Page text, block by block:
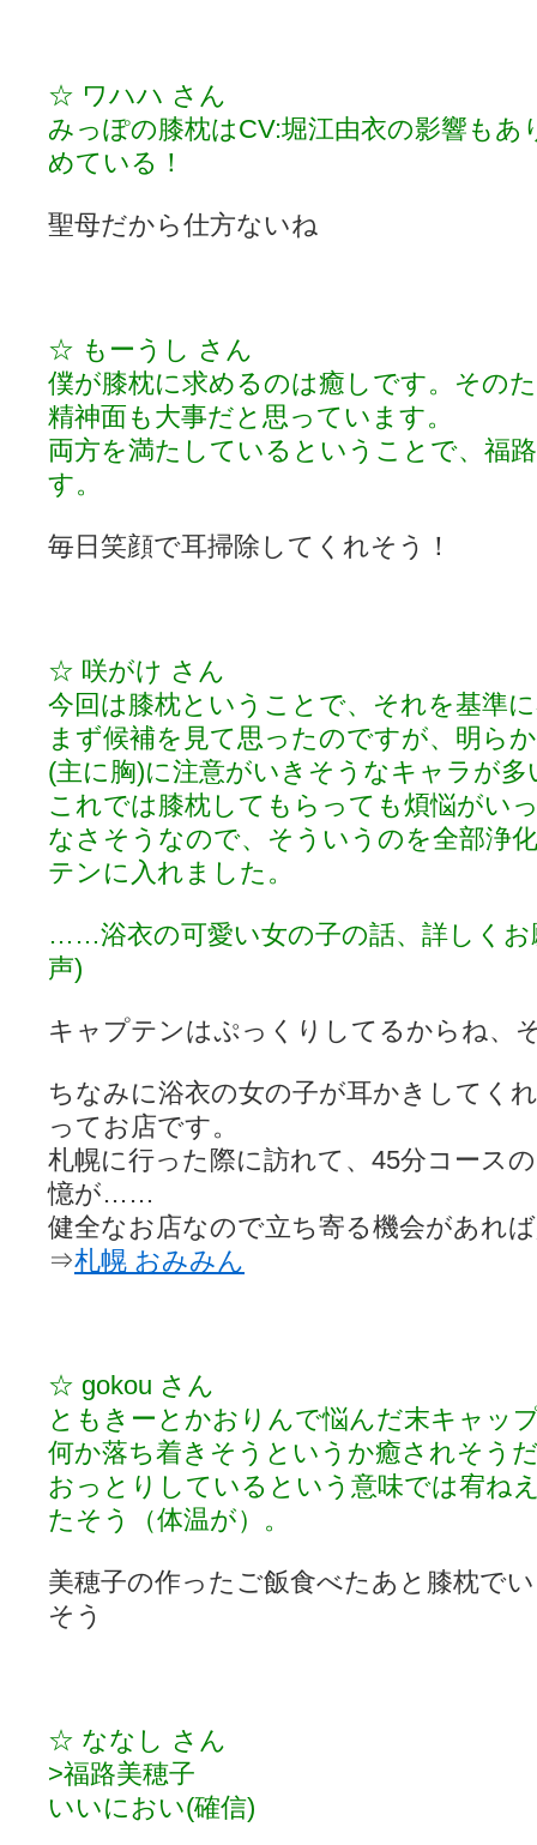
☆ ワハハ さん
みっぽの膝枕はCV:堀江由衣の影響もあ
めている！
聖母だから仕方ないね
☆ もーうし さん
僕が膝枕に求めるのは癒しです。その
精神面も大事だと思っています。
両方を満たしているということで、福
す。
毎日笑顔で耳掃除してくれそう！
☆ 咲がけ さん
今回は膝枕ということで、それを基準
まず候補を見て思ったのですが、明ら
(主に胸)に注意がいきそうなキャラが多
これでは膝枕してもらっても煩悩がい
なさそうなので、そういうのを全部浄
テンに入れました。
……浴衣の可愛い女の子の話、詳しく
声)
キャプテンはぷっくりしてるからね、
ちなみに浴衣の女の子が耳かきしてく
ってお店です。
札幌に行った際に訪れて、45分コース
憶が……
健全なお店なので立ち寄る機会があれ
⇒札幌 おみみん
☆ gokou さん
ともきーとかおりんで悩んだ末キャッ
何か落ち着きそうというか癒されそう
おっとりしているという意味では宥ね
たそう（体温が）。
美穂子の作ったご飯食べたあと膝枕で
そう
☆ ななし さん
>福路美穂子
いいにおい(確信)